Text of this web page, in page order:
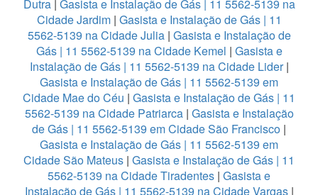
Dutra | Gasista e Instalação de Gás | 11 5562-5139 na
Cidade Jardim| Gasista e Instalação de Gás | 11
5562-5139 na Cidade Julia | Gasista e Instalação de
Gás | 11 5562-5139 na Cidade Kemel | Gasista e
Instalação de Gás | 11 5562-5139 na Cidade Lider|
Gasista e Instalação de Gás | 11 5562-5139 em
Cidade Mae do Céu | Gasista e Instalação de Gás | 11
5562-5139 na Cidade Patriarca| Gasista e Instalação
de Gás | 11 5562-5139 em Cidade São Francisco |
Gasista e Instalação de Gás | 11 5562-5139 em
Cidade São Mateus | Gasista e Instalação de Gás | 11
5562-5139 na Cidade Tiradentes | Gasista e
Instalação de Gás | 11 5562-5139 na Cidade Vargas |